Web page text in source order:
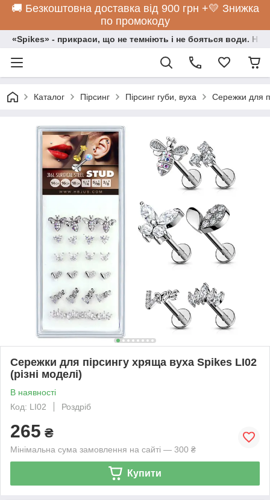
🚚 Безкоштовна доставка від 900 грн +💛 Знижка
по промокоду
«Spikes» - прикраси, що не темніють і не бояться води.
Каталог Пірсинг Пірсинг губи, вуха Сережки для
Сережки для пірсингу хряща вуха Spikes LI02
(різні моделі)
В наявності
Код: LI02
Роздріб
265 ₴
Мінімальна сума замовлення на сайті — 300 ₴
Купити